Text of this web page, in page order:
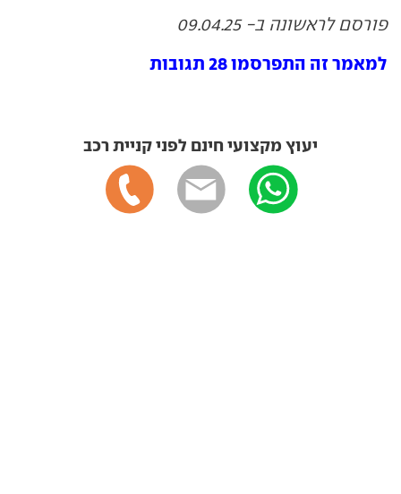
פורסם לראשונה ב- 09.04.25
למאמר זה התפרסמו 28 תגובות
יעוץ מקצועי חינם לפני קניית רכב